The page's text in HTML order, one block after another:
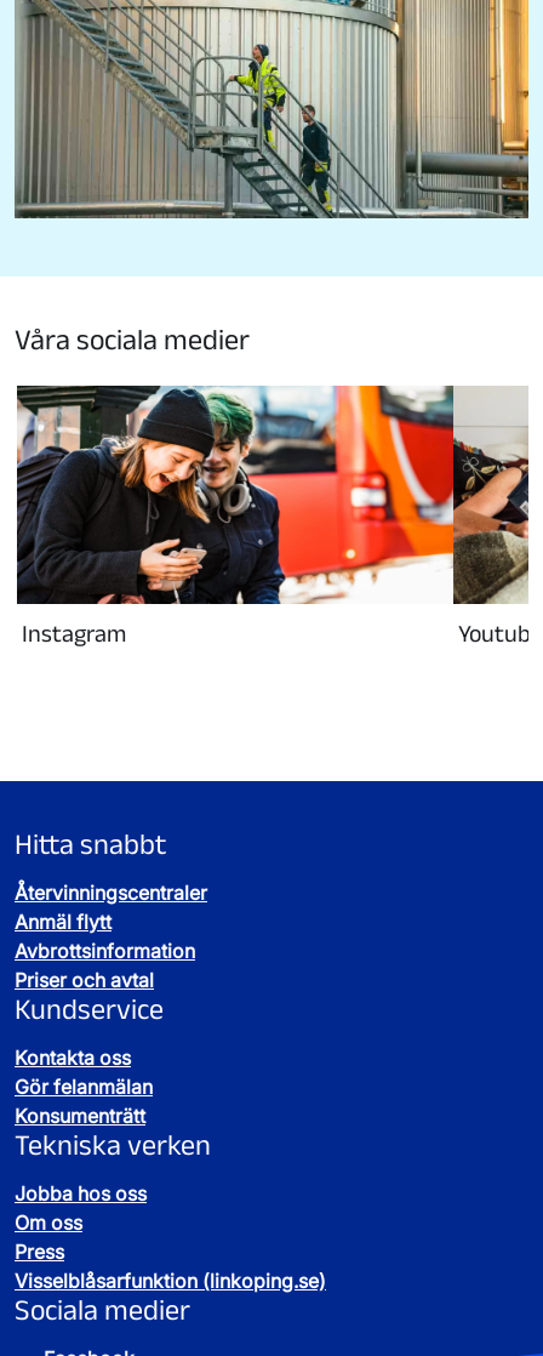
Våra sociala medier
Instagram Youtube
Hitta snabbt
Återvinningscentraler
Anmäl flytt
Avbrottsinformation
Priser och avtal
Kundservice
Kontakta oss
Gör felanmälan
Konsumenträtt
Tekniska verken
Jobba hos oss
Om oss
Press
Visselblåsarfunktion (linkoping.se)
Sociala medier